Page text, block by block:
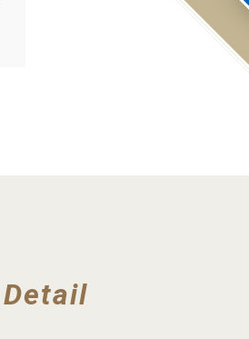
Detail